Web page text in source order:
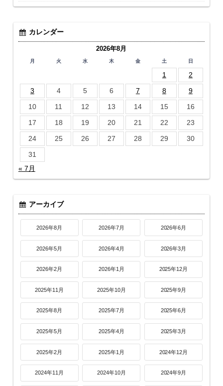
カレンダー
2026年8月
月 火 水 木 金 土 日
1
2
3
4 5 6 7 8
9
10
11 12 13 14 15
16
17
18 19 20 21 22
23
24
25 26 27 28 29
30
31
« 7月
アーカイブ
2026年8月 2026年7月 2026年6月
2026年5月 2026年4月 2026年3月
2026年2月 2026年1月 2025年12月
2025年11月 2025年10月 2025年9月
2025年8月 2025年7月 2025年6月
2025年5月 2025年4月 2025年3月
2025年2月 2025年1月 2024年12月
2024年11月 2024年10月 2024年9月